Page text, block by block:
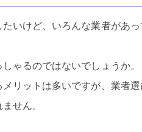
たいけど、いろんな業者があ
ゃるのではないでしょうか。
リットは多いですが、業者
せん。